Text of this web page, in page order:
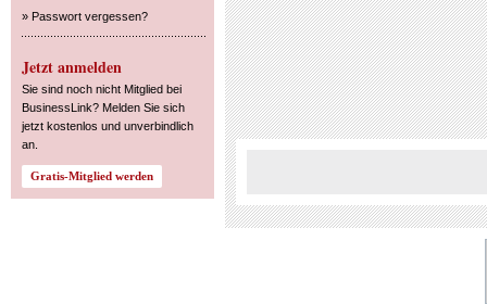
» Passwort vergessen?
Jetzt anmelden
Sie sind noch nicht Mitglied bei
BusinessLink? Melden Sie sich
jetzt kostenlos und unverbindlich
an.